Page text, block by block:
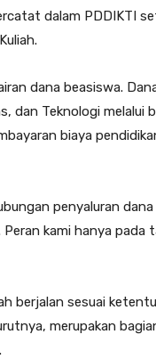
dalam PDDIKTI
dana beasiswa.
dan Teknologi melalui
biaya
penyaluran
kami hanya pada
berjalan sesuai
merupakan